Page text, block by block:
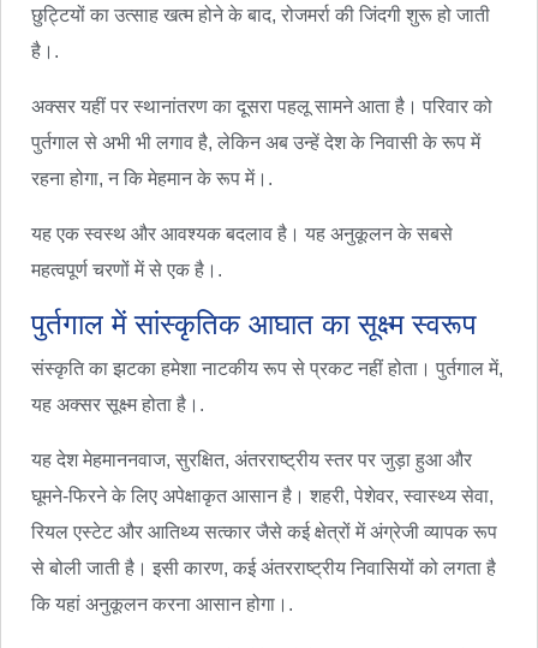
छुट्टियों का उत्साह खत्म होने के बाद, रोजमर्रा की जिंदगी शुरू हो जाती
है।.
अक्सर यहीं पर स्थानांतरण का दूसरा पहलू सामने आता है। परिवार को
पुर्तगाल से अभी भी लगाव है, लेकिन अब उन्हें देश के निवासी के रूप में
रहना होगा, न कि मेहमान के रूप में।.
यह एक स्वस्थ और आवश्यक बदलाव है। यह अनुकूलन के सबसे
महत्वपूर्ण चरणों में से एक है।.
पुर्तगाल में सांस्कृतिक आघात का सूक्ष्म स्वरूप
संस्कृति का झटका हमेशा नाटकीय रूप से प्रकट नहीं होता। पुर्तगाल में,
यह अक्सर सूक्ष्म होता है।.
यह देश मेहमाननवाज, सुरक्षित, अंतरराष्ट्रीय स्तर पर जुड़ा हुआ और
घूमने-फिरने के लिए अपेक्षाकृत आसान है। शहरी, पेशेवर, स्वास्थ्य सेवा,
रियल एस्टेट और आतिथ्य सत्कार जैसे कई क्षेत्रों में अंग्रेजी व्यापक रूप
से बोली जाती है। इसी कारण, कई अंतरराष्ट्रीय निवासियों को लगता है
कि यहां अनुकूलन करना आसान होगा।.